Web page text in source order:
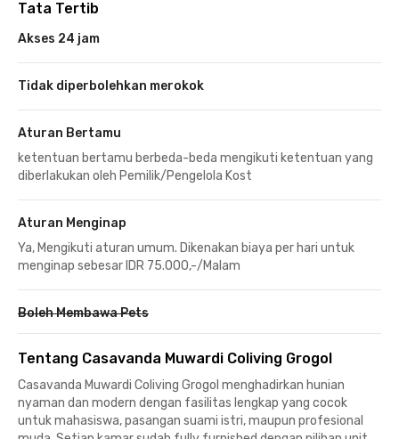
Tata Tertib
Akses 24 jam
Tidak diperbolehkan merokok
Aturan Bertamu
ketentuan bertamu berbeda-beda mengikuti ketentuan yang
diberlakukan oleh Pemilik/Pengelola Kost
Aturan Menginap
Ya, Mengikuti aturan umum. Dikenakan biaya per hari untuk
menginap sebesar IDR 75.000,-/Malam
Boleh Membawa Pets
Tentang Casavanda Muwardi Coliving Grogol
Casavanda Muwardi Coliving Grogol menghadirkan hunian
nyaman dan modern dengan fasilitas lengkap yang cocok
untuk mahasiswa, pasangan suami istri, maupun profesional
muda. Setiap kamar sudah fully furnished dengan pilihan unit